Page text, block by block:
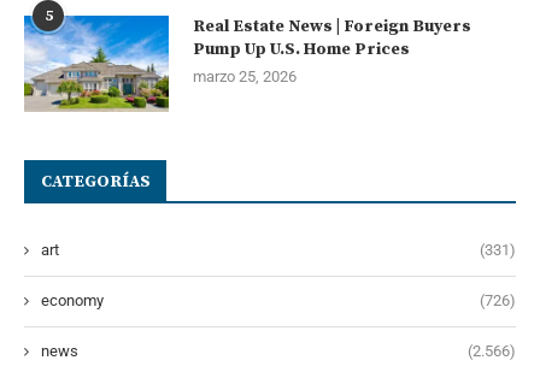
5
Real Estate News | Foreign Buyers
Pump Up U.S. Home Prices
marzo 25, 2026
CATEGORÍAS
art (331)
economy (726)
news (2.566)